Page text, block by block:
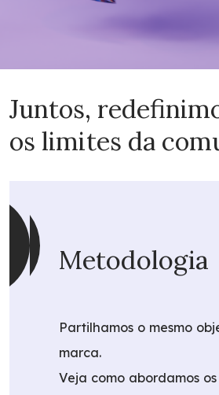
Juntos,
os limites da
Metodologia
Partilhamos o mesmo
marca.
Veja como abordamos